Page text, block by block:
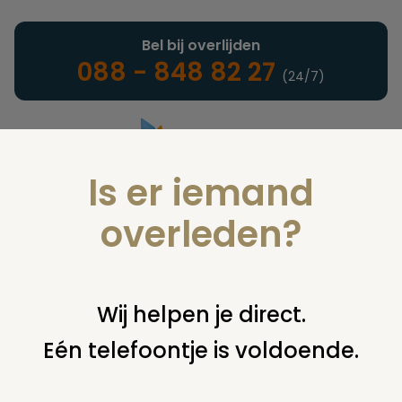
Landelijke uitvaartonderneming
Bel bij overlijden
088 - 848 82 27 (24/7)
U bent hier: home juridisch overige vervoer overledene
Is er iemand
overleden?
Wij helpen je direct.
Eén telefoontje is voldoende.